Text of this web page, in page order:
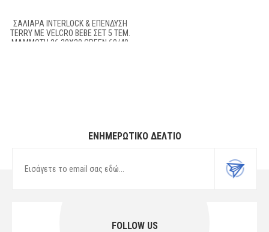
ΣΑΛΙΆΡΑ INTERLOCK & ΕΠΈΝΔΥΣΗ
TERRY ΜΕ VELCRO BEBE ΣΕΤ 5 ΤΕΜ.
MAMMOTH 26 30X20 GREEN 60/40
ΕΝΗΜΕΡΩΤΙΚΌ ΔΕΛΤΊΟ
FOLLOW US